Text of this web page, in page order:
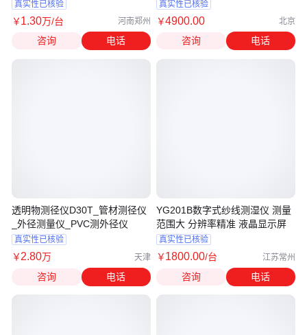
真实性已核验
￥1.30万/台 河南郑州
咨询 电话
透明物测径仪D30T_管材测径仪
_外径测量仪_PVC测外径仪
真实性已核验
￥2.80万 天津
咨询 电话
真实性已核验
￥4900.00 北京
咨询 电话
YG201B数字式纱线测湿仪 测量
范围大 分辨率精准 液晶显示屏
真实性已核验
￥1800.00/台 江苏常州
咨询 电话